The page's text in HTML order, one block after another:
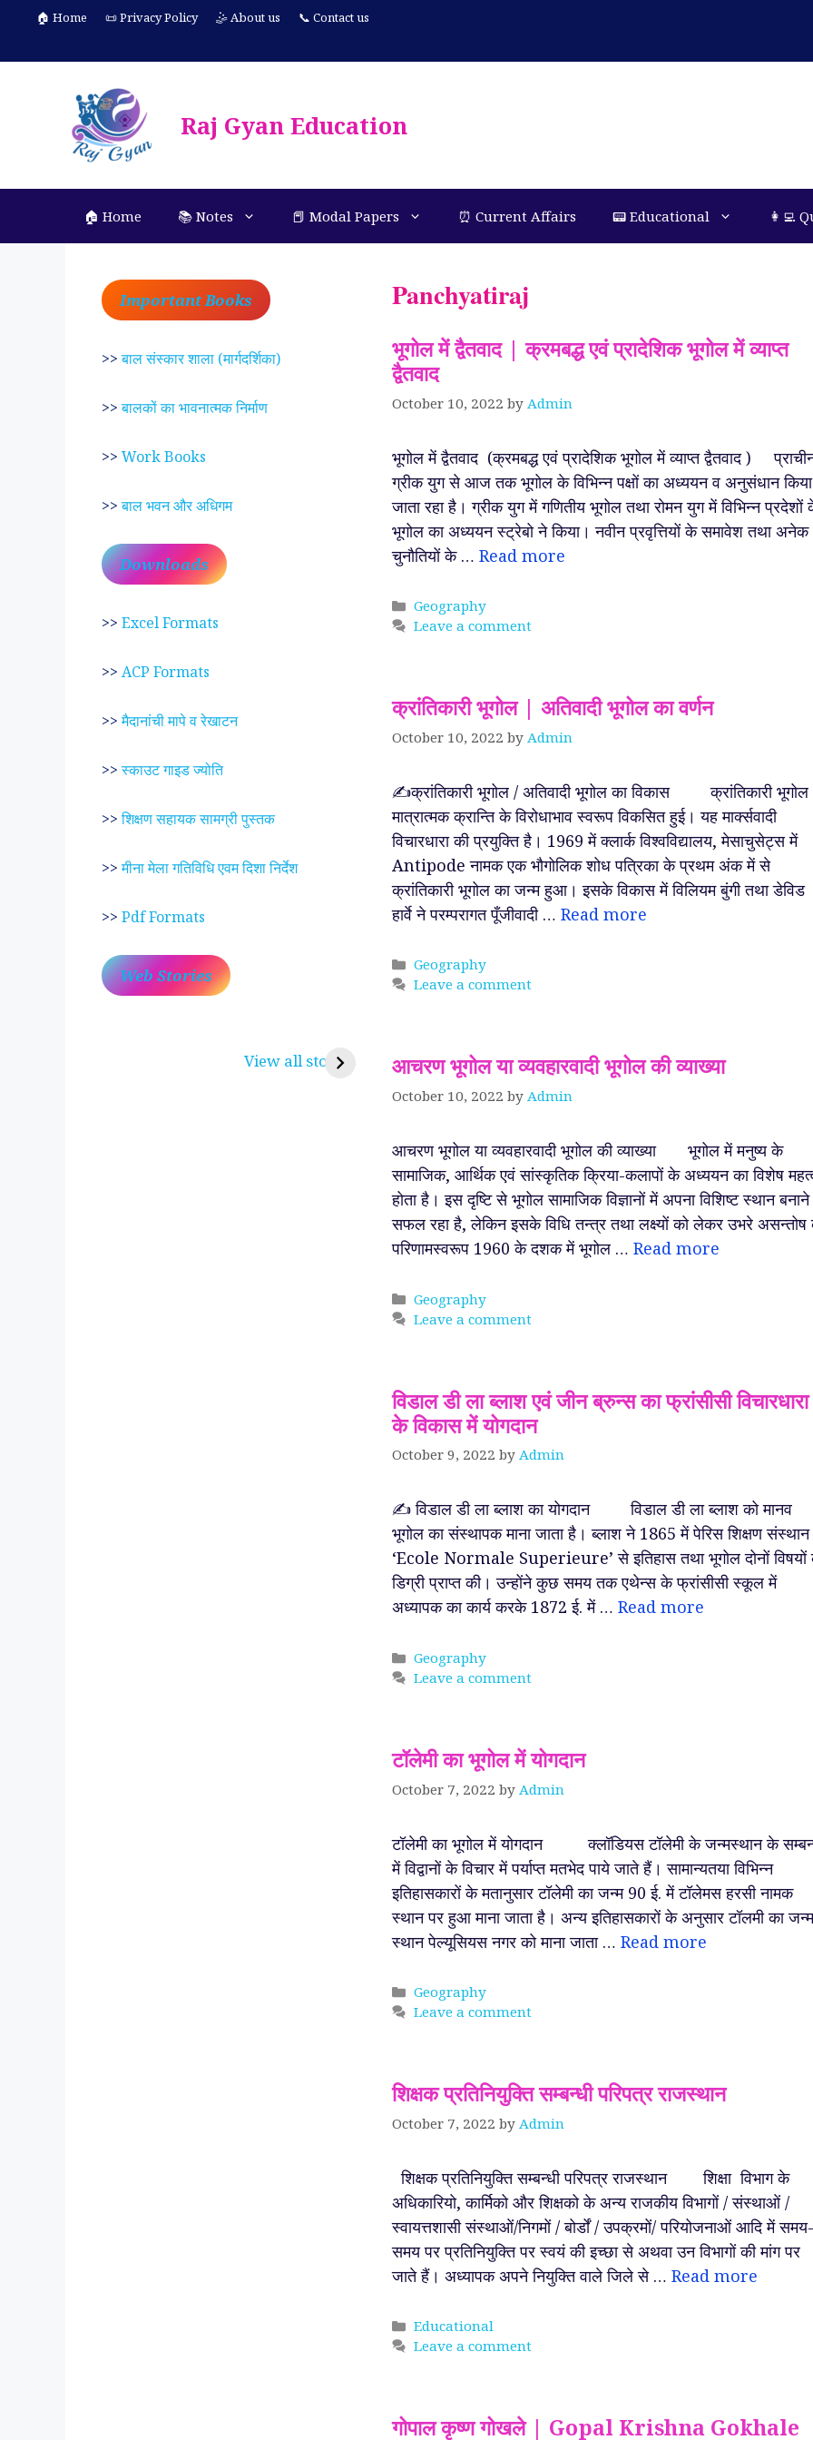
content
🏠 Home 📜 Privacy Policy 🤹 About us 📞 Contact us
Raj Gyan Education
🏠 Home 📚 Notes 📕 Modal Papers ⏰ Current Affairs 📟 Educational 👩‍💻
Panchyatiraj
भूगोल में द्वैतवाद | क्रमबद्ध एवं प्रादेशिक भूगोल में व्याप्त
द्वैतवाद
October 10, 2022 by Admin
भूगोल में द्वैतवाद (क्रमबद्ध एवं प्रादेशिक भूगोल में व्याप्त द्वैतवाद )
ग्रीक युग से आज तक भूगोल के विभिन्न पक्षों का अध्ययन व अनुसंधान किया
जाता रहा है। ग्रीक युग में गणितीय भूगोल तथा रोमन युग में विभिन्न प्रदेशों
भूगोल का अध्ययन स्ट्रेबो ने किया। नवीन प्रवृत्तियों के समावेश तथा अनेक
चुनौतियों के … Read more
Categories
Geography
Leave a comment
क्रांतिकारी भूगोल | अतिवादी भूगोल का वर्णन
October 10, 2022 by Admin
✍️क्रांतिकारी भूगोल / अतिवादी भूगोल का विकास क्रांतिकारी भूगोल
मात्रात्मक क्रान्ति के विरोधाभाव स्वरूप विकसित हुई। यह मार्क्सवादी
विचारधारा की प्रयुक्ति है। 1969 में क्लार्क विश्वविद्यालय, मेसाचुसेट्स में
Antipode नामक एक भौगोलिक शोध पत्रिका के प्रथम अंक में से
क्रांतिकारी भूगोल का जन्म हुआ। इसके विकास में विलियम बुंगी तथा डेविड
हार्वे ने परम्परागत पूँजीवादी … Read more
Categories
Geography
Leave a comment
आचरण भूगोल या व्यवहारवादी भूगोल की व्याख्या
October 10, 2022 by Admin
आचरण भूगोल या व्यवहारवादी भूगोल की व्याख्या भूगोल में मनुष्य के
सामाजिक, आर्थिक एवं सांस्कृतिक क्रिया-कलापों के अध्ययन का विशेष
होता है। इस दृष्टि से भूगोल सामाजिक विज्ञानों में अपना विशिष्ट स्थान
सफल रहा है, लेकिन इसके विधि तन्त्र तथा लक्ष्यों को लेकर उभरे
परिणामस्वरूप 1960 के दशक में भूगोल … Read more
Categories
Geography
Leave a comment
विडाल डी ला ब्लाश एवं जीन ब्रुन्स का फ्रांसीसी विचारधारा
के विकास में योगदान
October 9, 2022 by Admin
✍️ विडाल डी ला ब्लाश का योगदान विडाल डी ला ब्लाश को मानव
भूगोल का संस्थापक माना जाता है। ब्लाश ने 1865 में पेरिस शिक्षण संस्थान
‘Ecole Normale Superieure’ से इतिहास तथा भूगोल दोनों विषयों
डिग्री प्राप्त की। उन्होंने कुछ समय तक एथेन्स के फ्रांसीसी स्कूल में
अध्यापक का कार्य करके 1872 ई. में … Read more
Categories
Geography
Leave a comment
टॉलेमी का भूगोल में योगदान
October 7, 2022 by Admin
टॉलेमी का भूगोल में योगदान क्लॉडियस टॉलेमी के जन्मस्थान के
में विद्वानों के विचार में पर्याप्त मतभेद पाये जाते हैं। सामान्यतया विभिन्न
इतिहासकारों के मतानुसार टॉलेमी का जन्म 90 ई. में टॉलेमस हरसी नामक
स्थान पर हुआ माना जाता है। अन्य इतिहासकारों के अनुसार टॉलमी का जन्म
स्थान पेल्यूसियस नगर को माना जाता … Read more
Categories
Geography
Leave a comment
शिक्षक प्रतिनियुक्ति सम्बन्धी परिपत्र राजस्थान
October 7, 2022 by Admin
शिक्षक प्रतिनियुक्ति सम्बन्धी परिपत्र राजस्थान शिक्षा विभाग के
अधिकारियो, कार्मिको और शिक्षको के अन्य राजकीय विभागों / संस्थाओं /
स्वायत्तशासी संस्थाओं/निगमों / बोर्डों / उपक्रमों/ परियोजनाओं आदि में समय-
समय पर प्रतिनियुक्ति पर स्वयं की इच्छा से अथवा उन विभागों की मांग पर
जाते हैं। अध्यापक अपने नियुक्ति वाले जिले से … Read more
Categories
Educational
Leave a comment
गोपाल कृष्ण गोखले | Gopal Krishna Gokhale
Important Books
>>बाल संस्कार शाला (मार्गदर्शिका)
>>बालकों का भावनात्मक निर्माण
>> Work Books
>>बाल भवन और अधिगम
Downloads
>> Excel Formats
>> ACP Formats
>>मैदानांची मापे व रेखाटन
>>स्काउट गाइड ज्योति
>>शिक्षण सहायक सामग्री पुस्तक
>>मीना मेला गतिविधि एवम दिशा निर्देश
>> Pdf Formats
Web Stories
View all stories
करुणा व प्रेम का प्रतीक
रामसा पीर, रुणेचा रा धणी,
क्यों माना जाता है ?
जानते हो !